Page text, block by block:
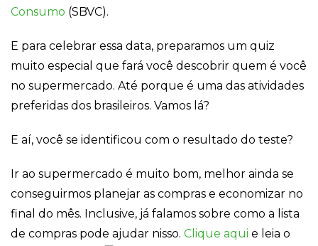
Consumo (SBVC).
E para celebrar essa data, preparamos um quiz
muito especial que fará você descobrir quem é você
no supermercado. Até porque é uma das atividades
preferidas dos brasileiros. Vamos lá?
E aí, você se identificou com o resultado do teste?
Ir ao supermercado é muito bom, melhor ainda se
conseguirmos planejar as compras e economizar no
final do mês. Inclusive, já falamos sobre como a lista
de compras pode ajudar nisso. Clique aqui e leia o
funcionalidade e
com base na
forma como o
Eu aceito os
Desempenho
Para que o
nosso site tenha
desempenho
possível